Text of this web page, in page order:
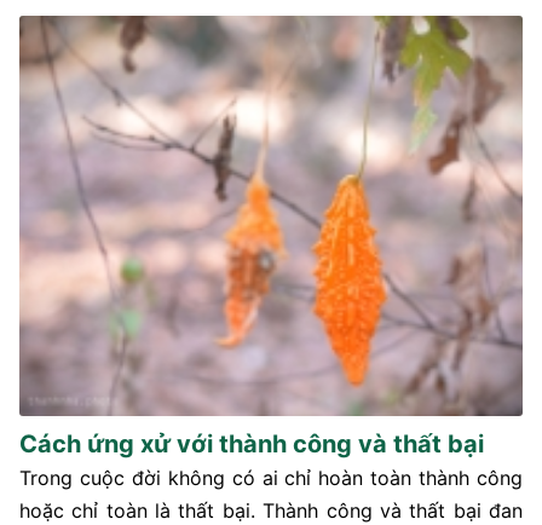
Cách ứng xử với thành công và thất bại
Trong cuộc đời không có ai chỉ hoàn toàn thành công
hoặc chỉ toàn là thất bại. Thành công và thất bại đan